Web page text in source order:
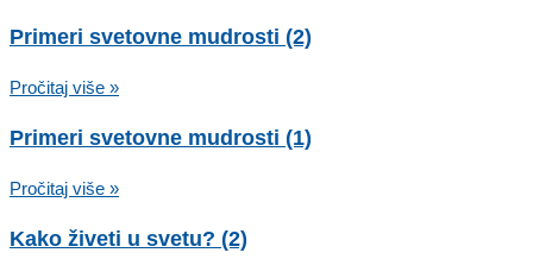
Primeri svetovne mudrosti (2)
Pročitaj više »
Primeri svetovne mudrosti (1)
Pročitaj više »
Kako živeti u svetu? (2)